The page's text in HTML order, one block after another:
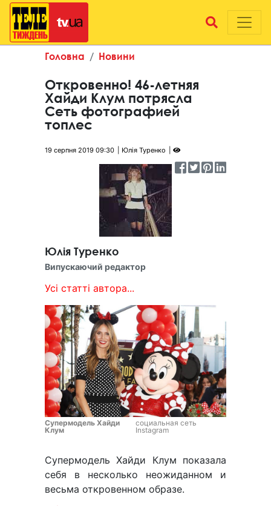
Головна Новини
Откровенно! 46-летняя
Хайди Клум потрясла
Сеть фотографией
топлес
19 серпня 2019 09:30 Юлія Туренко
Юлія Туренко
Випускаючий редактор
Усі статті автора...
Супермодель Хайди
Клум
социальная сеть
Instagram
Супермодель Хайди Клум показала
себя в несколько неожиданном и
весьма откровенном образе.